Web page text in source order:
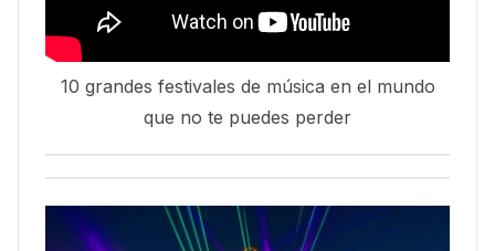
10 grandes festivales de música en el mundo
que no te puedes perder